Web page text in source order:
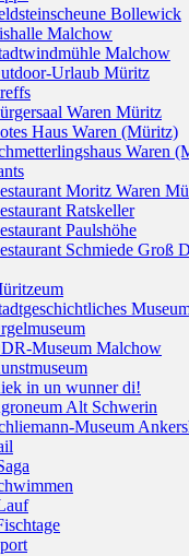
Bollewick
Malchow
Malchow
Urlaub Müritz
Waren Müritz
Haus Waren (Müritz)
Waren
Moritz Waren
Ratskeller
Paulshöhe
Schmiede Groß
Museum Malchow
in un wunner di!
Alt Schwerin
Museum